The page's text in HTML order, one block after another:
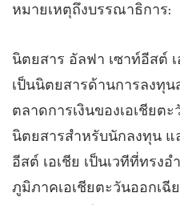
หมายเหตุถึงบรรณาธิการ:
นิตยสาร อัลฟา เซาท์อีสต์
เป็นนิตยสารด้านการลงทุ
ตลาดการเงินของเอเชียต
นิตยสารสำหรับนักลงทุน แ
อีสต์ เอเชีย เป็นเวทีที่ทรง
ภูมิภาคเอเชียตะวันออกเฉี